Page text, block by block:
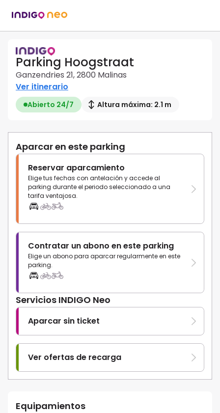
Parking Hoogstraat
Ganzendries 21, 2800 Malinas
Ver itinerario
Abierto 24/7 Altura máxima: 2.1 m
Aparcar en este parking
Reservar aparcamiento
Elige tus fechas con antelación y accede al
parking durante el periodo seleccionado a una
tarifa ventajosa.
Contratar un abono en este parking
Elige un abono para aparcar regularmente en este
parking.
Servicios INDIGO Neo
Aparcar sin ticket
Ver ofertas de recarga
Equipamientos